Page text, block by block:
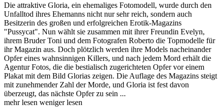
Die attraktive Gloria, ein ehemaliges Fotomodell, wurde durch den
Unfalltod ihres Ehemanns nicht nur sehr reich, sondern auch
Besitzerin des großen und erfolgreichen Erotik-Magazins
"Pussycat". Nun wählt sie zusammen mit ihrer Freundin Evelyn,
ihrem Bruder Toni und dem Fotografen Roberto die Topmodelle für
ihr Magazin aus. Doch plötzlich werden ihre Models nacheinander
Opfer eines wahnsinnigen Killers, und nach jedem Mord erhält die
Agentur Fotos, die die bestialisch zugerichteten Opfer vor einem
Plakat mit dem Bild Glorias zeigen. Die Auflage des Magazins steigt
mit zunehmender Zahl der Morde, und Gloria ist fest davon
überzeugt, das nächste Opfer zu sein ...
mehr lesen weniger lesen